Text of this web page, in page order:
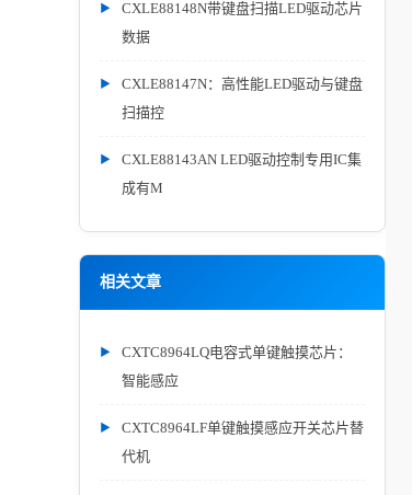
CXLE88148N带键盘扫描LED驱动芯片
数据
CXLE88147N：高性能LED驱动与键盘
扫描控
CXLE88143AN LED驱动控制专用IC集
成有M
相关文章
CXTC8964LQ电容式单键触摸芯片：
智能感应
CXTC8964LF单键触摸感应开关芯片替
代机